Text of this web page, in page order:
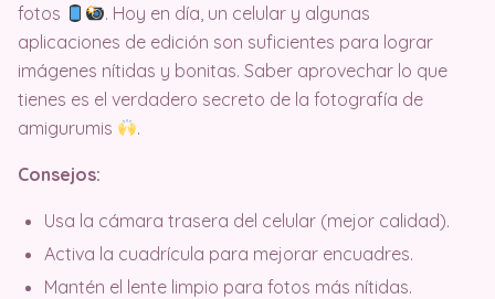
fotos
. Hoy en día, un celular y algunas
aplicaciones de edición son suficientes para lograr
imágenes nítidas y bonitas. Saber aprovechar lo que
tienes es el verdadero secreto de la fotografía de
amigurumis
.
Consejos:
Usa la cámara trasera del celular (mejor calidad).
Activa la cuadrícula para mejorar encuadres.
Mantén el lente limpio para fotos más nítidas.